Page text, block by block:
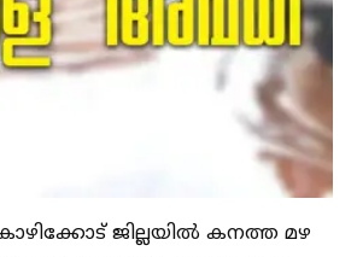
ജില്ലയില്‍ കനത്ത മഴ